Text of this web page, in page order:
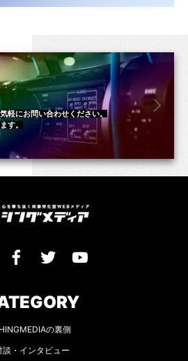
軽にお問い合わせください。
す。
の裏側
談・インタビュー